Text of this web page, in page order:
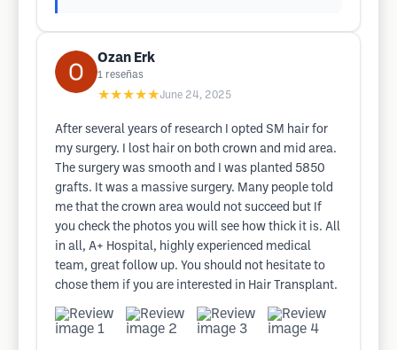
Ozan Erk
1 reseñas
★★★★★June 24, 2025
After several years of research I opted SM hair for
my surgery. I lost hair on both crown and mid area.
The surgery was smooth and I was planted 5850
grafts. It was a massive surgery. Many people told
me that the crown area would not succeed but If
you check the photos you will see how thick it is. All
in all, A+ Hospital, highly experienced medical
team, great follow up. You should not hesitate to
chose them if you are interested in Hair Transplant.